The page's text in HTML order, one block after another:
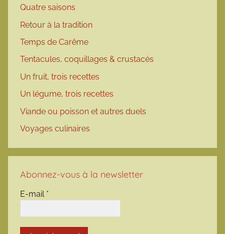
Quatre saisons
Retour à la tradition
Temps de Carême
Tentacules, coquillages & crustacés
Un fruit, trois recettes
Un légume, trois recettes
Viande ou poisson et autres duels
Voyages culinaires
Abonnez-vous à la newsletter
E-mail *